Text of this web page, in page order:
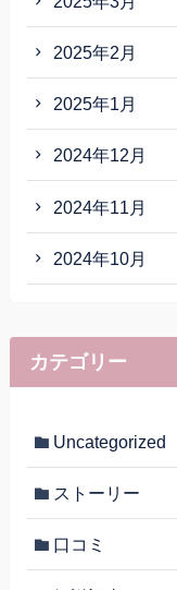
2025年2月
2025年1月
2024年12月
2024年11月
2024年10月
カテゴリー
Uncategorized
ストーリー
口コミ